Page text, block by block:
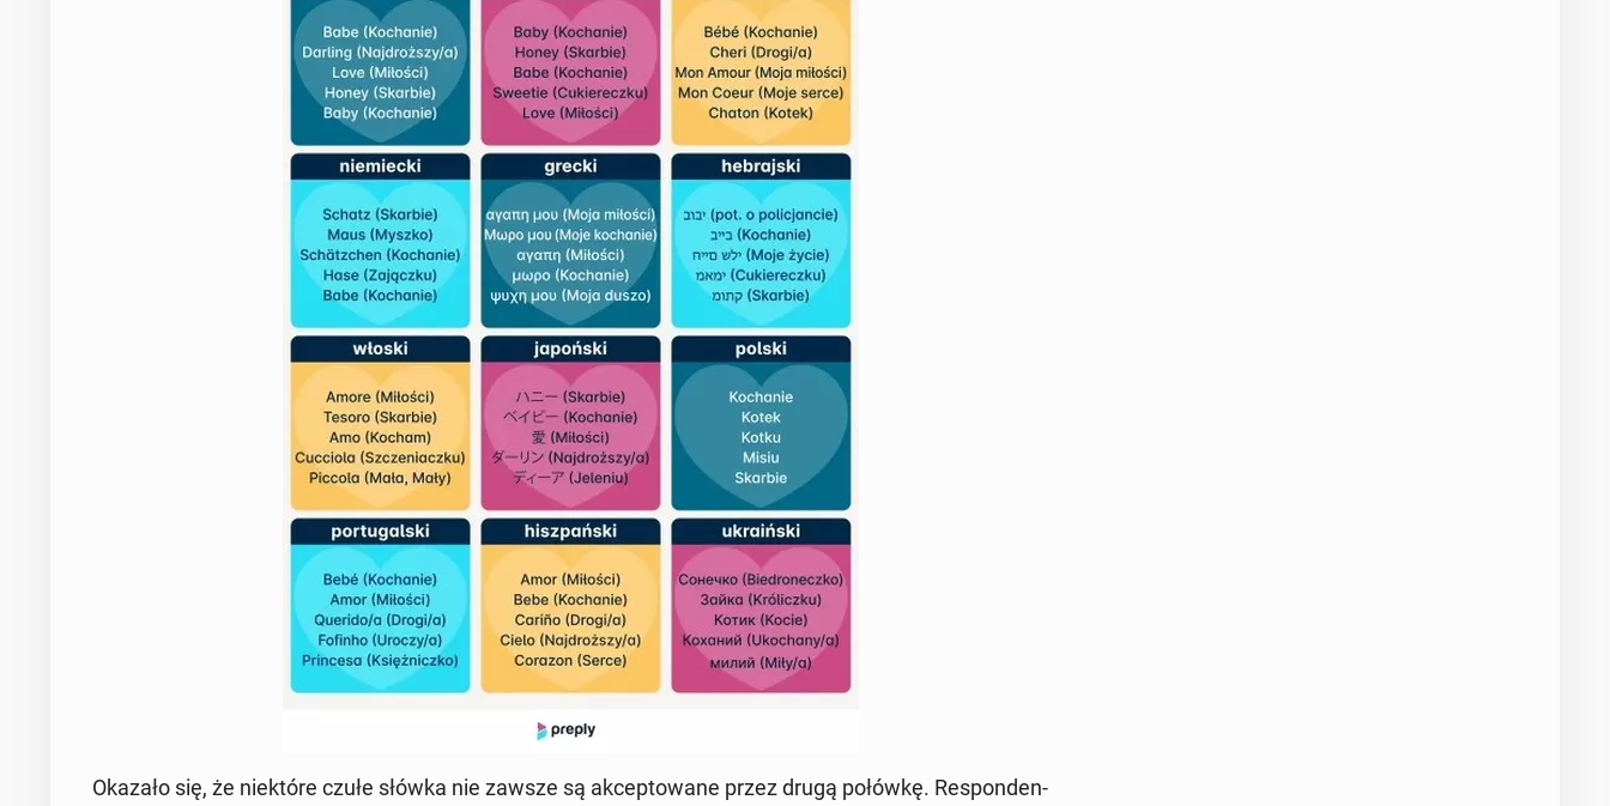
Okazało się, że nie­któ­re czułe słówka nie zawsze są ak­cep­to­wa­ne przez drugą połówkę. Re­spon­den­